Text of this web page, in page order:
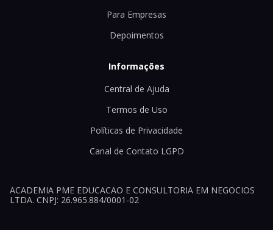
Para Empresas
Depoimentos
Informações
Central de Ajuda
Termos de Uso
Políticas de Privacidade
Canal de Contato LGPD
ACADEMIA PME EDUCACAO E CONSULTORIA EM NEGOCIOS
LTDA. CNPJ: 26.965.884/0001-02